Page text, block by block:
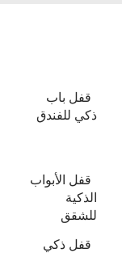
قفل باب
ذكي للفندق
قفل الأبواب
الذكية
للشقق
قفل ذكي